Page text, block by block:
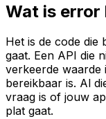
Wat is error
Het is de code die
gaat. Een API die
verkeerde waarde
bereikbaar is. Al
vraag is of jouw
plat gaat.